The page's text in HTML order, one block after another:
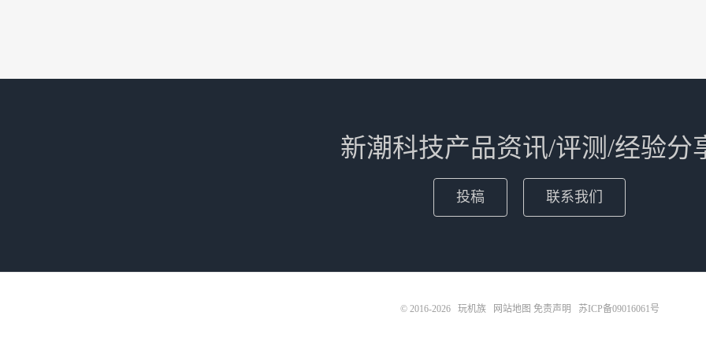
新潮科技产品资讯/评测/经验分
投稿 联系我们
© 2016-2026 玩机族 网站地图 免责声明 苏ICP备09016061号